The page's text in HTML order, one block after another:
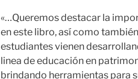
«…Queremos destacar la
en este libro, así como
estudiantes vienen
linea de educación en
brindando herramientas para